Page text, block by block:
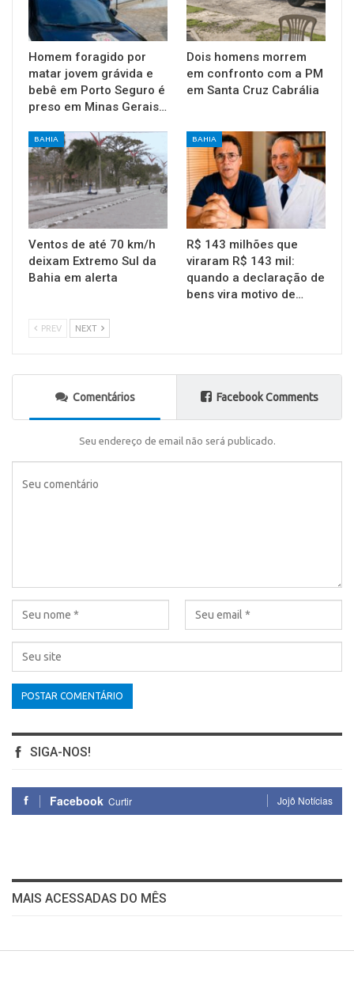
Homem foragido por
matar jovem grávida e
bebê em Porto Seguro é
preso em Minas Gerais…
Dois homens morrem
em confronto com a PM
em Santa Cruz Cabrália
BAHIA
Ventos de até 70 km/h
deixam Extremo Sul da
Bahia em alerta
BAHIA
R$ 143 milhões que
viraram R$ 143 mil:
quando a declaração de
bens vira motivo de…
PREV NEXT
Comentários Facebook Comments
Seu endereço de email não será publicado.
SIGA-NOS!
Facebook Curtir Jojô Notícias
MAIS ACESSADAS DO MÊS